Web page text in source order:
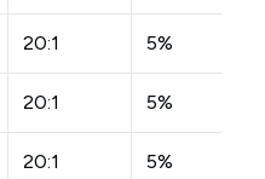
20:1 5%
20:1 5%
20:1 5%